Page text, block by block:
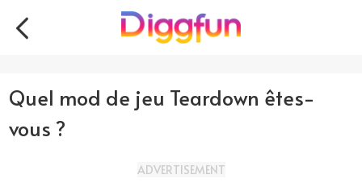
Quel mod de jeu Teardown êtes-
vous ?
ADVERTISEMENT